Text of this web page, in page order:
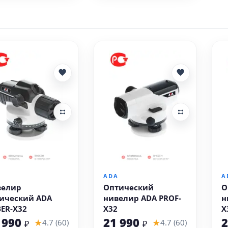
В корзину
ADA
X32
₽ ★4.7 (60)
В корзину
ADA
Оптический
нивелир ADA PROF-
X32
21 990 ₽ ★4.7 (60)